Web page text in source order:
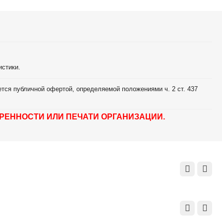
публичной офертой, определяемой положениями ч. 2 ст. 437
ИЛИ ПЕЧАТИ ОРГАНИЗАЦИИ.